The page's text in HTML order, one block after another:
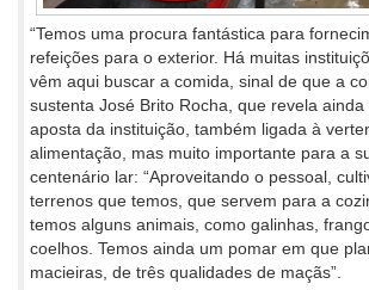
“Temos uma procura fantástica para
refeições para o exterior. Há muitas
vêm aqui buscar a comida, sinal de que a
sustenta José Brito Rocha, que revela
aposta da instituição, também ligada à
alimentação, mas muito importante para a
centenário lar: “Aproveitando o pessoal,
terrenos que temos, que servem para a
temos alguns animais, como galinhas,
coelhos. Temos ainda um pomar em que
macieiras, de três qualidades de maçãs”.